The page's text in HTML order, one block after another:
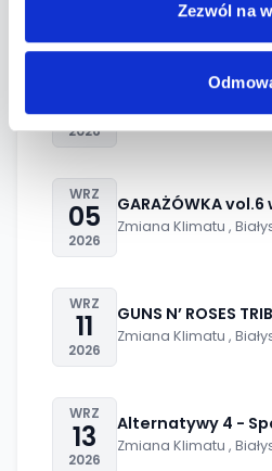
Zezwól na
Zmiana Klimatu
od 30,00 zł
02
2026
PubQuiz - nowy
Zmiana Klimatu
18:00
WRZ
05
2026
GARAŻÓWKA vol.6
Zmiana Klimatu
11:00
WRZ
11
2026
Zmiana Klimatu
18:00
WRZ
13
2026
Alternatywy 4 -
Zmiana Klimatu